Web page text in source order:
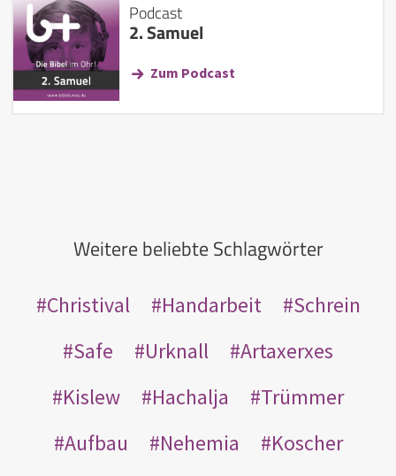
Podcast
2. Samuel
Zum Podcast
Weitere beliebte Schlagwörter
Christival Handarbeit
Schrein
Safe
Urknall
Artaxerxes
Kislew
Hachalja
Trümmer
Aufbau
Nehemia
Koscher